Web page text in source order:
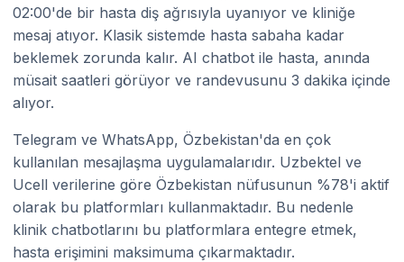
02:00'de bir hasta diş ağrısıyla uyanıyor ve kliniğe
mesaj atıyor. Klasik sistemde hasta sabaha kadar
beklemek zorunda kalır. AI chatbot ile hasta, anında
müsait saatleri görüyor ve randevusunu 3 dakika içinde
alıyor.
Telegram ve WhatsApp, Özbekistan'da en çok
kullanılan mesajlaşma uygulamalarıdır. Uzbektel ve
Ucell verilerine göre Özbekistan nüfusunun %78'i aktif
olarak bu platformları kullanmaktadır. Bu nedenle
klinik chatbotlarını bu platformlara entegre etmek,
hasta erişimini maksimuma çıkarmaktadır.